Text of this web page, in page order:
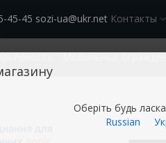
45-45 sozi-ua@ukr.net Контакты
Мобильные
Оберіть будь
Russian